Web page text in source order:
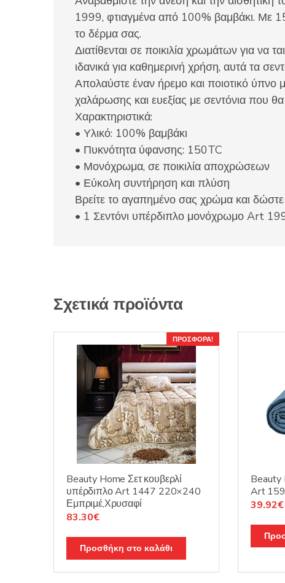
1999, φτιαγμένα από 100% βαμβάκι. Με
το δέρμα σας.
Διατίθενται σε ποικιλία χρωμάτων για να
ιδανικά για καθημερινή χρήση, αυτά τα
Απολαύστε έναν ήρεμο και ποιοτικό ύπνο
χαλάρωσης και ευεξίας με σεντόνια που
Χαρακτηριστικά:
• Υλικό: 100% βαμβάκι
• Πυκνότητα ύφανσης: 150TC
• Μονόχρωμα, σε ποικιλία αποχρώσεων
• Εύκολη συντήρηση και πλύση
Βρείτε το αγαπημένο σας χρώμα και
• 1 Σεντόνι υπέρδιπλο μονόχρωμο Art
Σχετικά προϊόντα
ΠΡΟΣΦΟΡΆ!
Beauty Home Σετ κουβερλί
υπέρδιπλο Art 1447 220×240
Εμπριμέ,Χρυσαφί
Original
was:
119.00€.
83.30€Η
τιμή
είναι:
83.30€.
Προσθήκη στο καλάθι
Art
Original
was:
49.90€.
39.92€Η